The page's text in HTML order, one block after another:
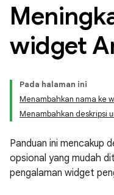
widget
Pada halaman ini
Menambahkan nama ke
Menambahkan deskripsi
Panduan ini mencakup
opsional yang mudah
pengalaman widget